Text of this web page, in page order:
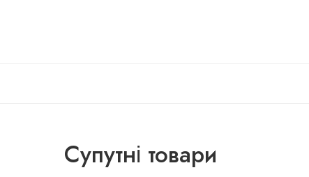
Супутні товари